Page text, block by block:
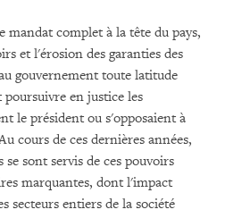
mandat complet à la tête du pays,
et l'érosion des garanties des
gouvernement toute latitude
en justice les
le président ou s'opposaient à
cours de ces dernières années,
sont servis de ces pouvoirs
marquantes, dont l'impact
secteurs entiers de la société